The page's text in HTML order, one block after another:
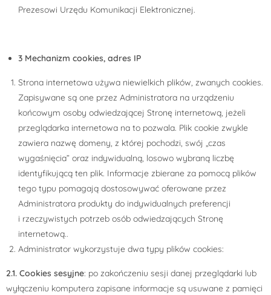
Prezesowi Urzędu Komunikacji Elektronicznej.
3 Mechanizm cookies, adres IP
Strona internetowa używa niewielkich plików, zwanych cookies.
Zapisywane są one przez Administratora na urządzeniu
końcowym osoby odwiedzającej Stronę internetową, jeżeli
przeglądarka internetowa na to pozwala. Plik cookie zwykle
zawiera nazwę domeny, z której pochodzi, swój „czas
wygaśnięcia” oraz indywidualną, losowo wybraną liczbę
identyfikującą ten plik. Informacje zbierane za pomocą plików
tego typu pomagają dostosowywać oferowane przez
Administratora produkty do indywidualnych preferencji
i rzeczywistych potrzeb osób odwiedzających Stronę
internetową..
Administrator wykorzystuje dwa typy plików cookies:
2.1. Cookies sesyjne: po zakończeniu sesji danej przeglądarki lub
wyłączeniu komputera zapisane informacje są usuwane z pamięci